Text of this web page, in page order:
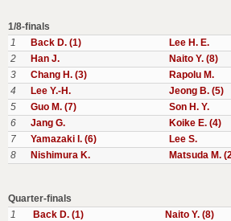
1/8-finals
1
Back D. (1) Lee H. E.
2
Han J. Naito Y. (8)
3
Chang H. (3) Rapolu M.
4
Lee Y.-H. Jeong B. (5)
5
Guo M. (7) Son H. Y.
6
Jang G. Koike E. (4)
7
Yamazaki I. (6) Lee S.
8
Nishimura K. Matsuda M.
Quarter-finals
1
Back D. (1) Naito Y. (8)